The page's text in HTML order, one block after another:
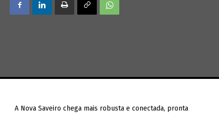
A Nova Saveiro chega mais robusta e conectada, pronta